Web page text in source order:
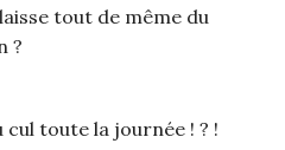
tout de même du
?
cul toute la journée ! ? !